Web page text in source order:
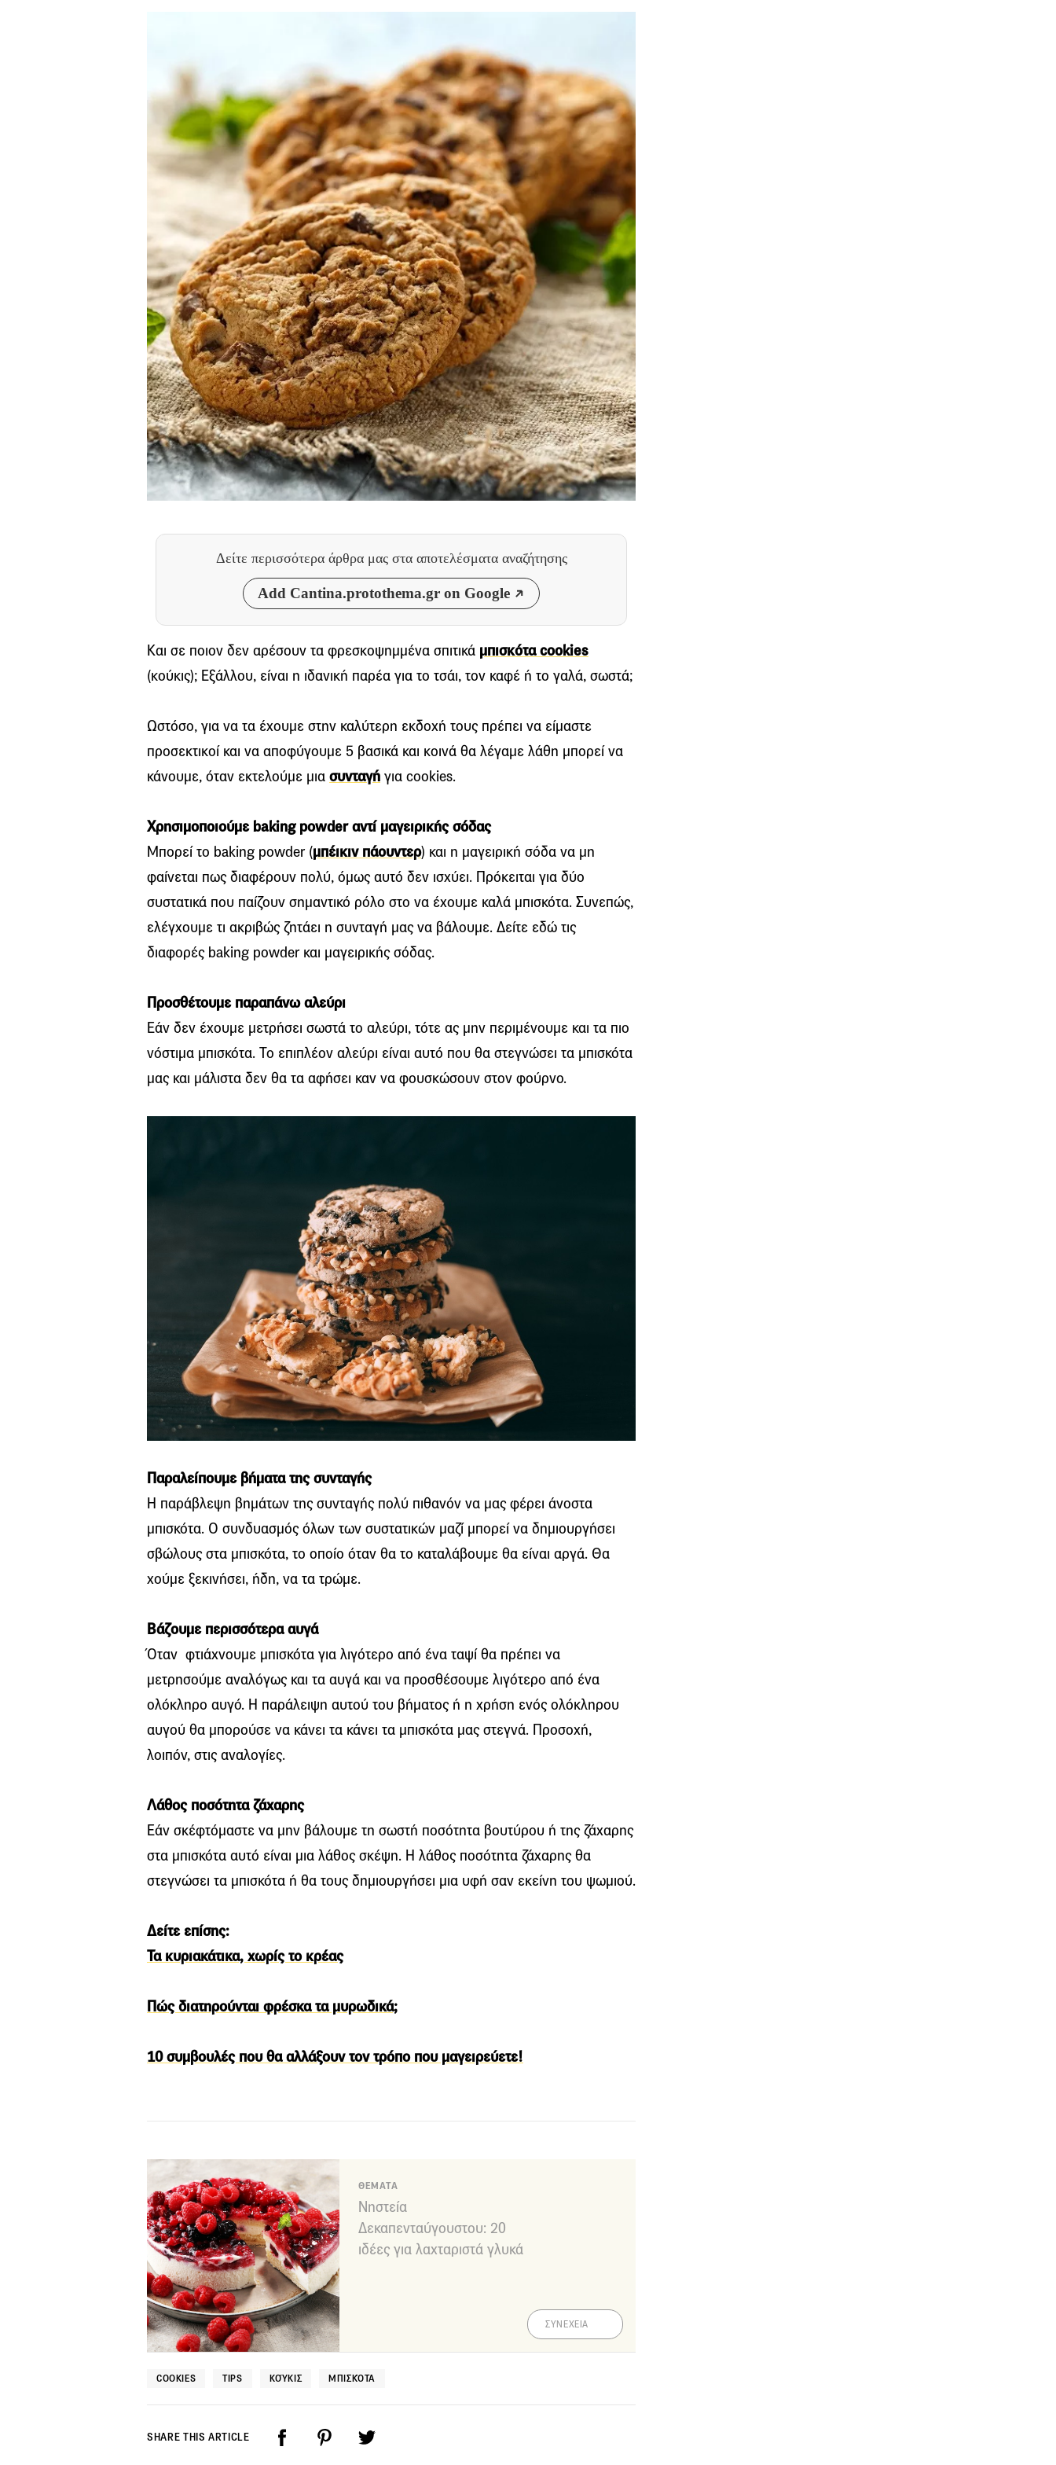
Δείτε περισσότερα άρθρα μας στα αποτελέσματα αναζήτησης
Add Cantina.protothema.gr on Google
Kαι σε ποιον δεν αρέσουν τα φρεσκοψημμένα σπιτικά μπισκότα cookies
(κούκις); Εξάλλου, είναι η ιδανική παρέα για το τσάι, τον καφέ ή το γαλά, σωστά;
Ωστόσο, για να τα έχουμε στην καλύτερη εκδοχή τους πρέπει να είμαστε
προσεκτικοί και να αποφύγουμε 5 βασικά και κοινά θα λέγαμε λάθη μπορεί να
κάνουμε, όταν εκτελούμε μια συνταγή για cookies.
Χρησιμοποιούμε baking powder αντί μαγειρικής σόδας
Μπορεί το baking powder (μπέικιν πάουντερ) και η μαγειρική σόδα να μη
φαίνεται πως διαφέρουν πολύ, όμως αυτό δεν ισχύει. Πρόκειται για δύο
συστατικά που παίζουν σημαντικό ρόλο στο να έχουμε καλά μπισκότα. Συνεπώς,
ελέγχουμε τι ακριβώς ζητάει η συνταγή μας να βάλουμε. Δείτε εδώ τις
διαφορές baking powder και μαγειρικής σόδας.
Προσθέτουμε παραπάνω αλεύρι
Εάν δεν έχουμε μετρήσει σωστά το αλεύρι, τότε ας μην περιμένουμε και τα πιο
νόστιμα μπισκότα. Το επιπλέον αλεύρι είναι αυτό που θα στεγνώσει τα μπισκότα
μας και μάλιστα δεν θα τα αφήσει καν να φουσκώσουν στον φούρνο.
Παραλείπουμε βήματα της συνταγής
Η παράβλεψη βημάτων της συνταγής πολύ πιθανόν να μας φέρει άνοστα
μπισκότα. Ο συνδυασμός όλων των συστατικών μαζί μπορεί να δημιουργήσει
σβώλους στα μπισκότα, το οποίο όταν θα το καταλάβουμε θα είναι αργά. Θα
χούμε ξεκινήσει, ήδη, να τα τρώμε.
Βάζουμε περισσότερα αυγά
Όταν φτιάχνουμε μπισκότα για λιγότερο από ένα ταψί θα πρέπει να
μετρησούμε αναλόγως και τα αυγά και να προσθέσουμε λιγότερο από ένα
ολόκληρο αυγό. Η παράλειψη αυτού του βήματος ή η χρήση ενός ολόκληρου
αυγού θα μπορούσε να κάνει τα κάνει τα μπισκότα μας στεγνά. Προσοχή,
λοιπόν, στις αναλογίες.
Λάθος ποσότητα ζάχαρης
Εάν σκέφτόμαστε να μην βάλουμε τη σωστή ποσότητα βουτύρου ή της ζάχαρης
στα μπισκότα αυτό είναι μια λάθος σκέψη. Η λάθος ποσότητα ζάχαρης θα
στεγνώσει τα μπισκότα ή θα τους δημιουργήσει μια υφή σαν εκείνη του ψωμιού.
Δείτε επίσης:
Τα κυριακάτικα, χωρίς το κρέας
Πώς διατηρούνται φρέσκα τα μυρωδικά;
10 συμβουλές που θα αλλάξουν τον τρόπο που μαγειρεύετε!
ΘΕΜΑΤΑ
Νηστεία
Δεκαπενταύγουστου: 20
ιδέες για λαχταριστά γλυκά
ΣΥΝΕΧΕΙΑ
COOKIES TIPS ΚΟΎΚΙΣ ΜΠΙΣΚΌΤΑ
SHARE THIS ARTICLE